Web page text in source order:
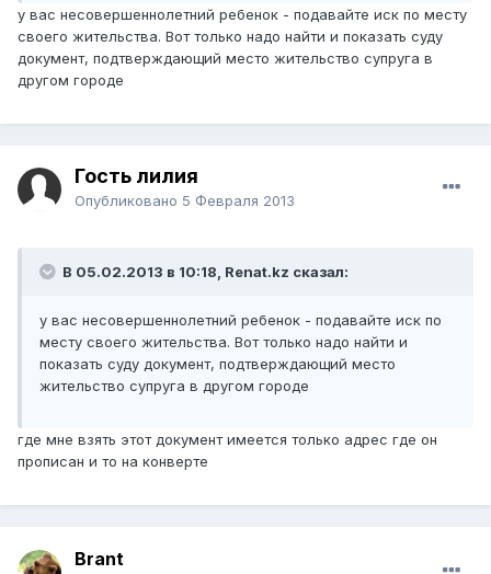
у вас несовершеннолетний ребенок - подавайте иск по месту
своего жительства. Вот только надо найти и показать суду
документ, подтверждающий место жительство супруга в
другом городе
Гость лилия
Опубликовано 5 Февраля 2013
В 05.02.2013 в 10:18, Renat.kz сказал:
у вас несовершеннолетний ребенок - подавайте иск по
месту своего жительства. Вот только надо найти и
показать суду документ, подтверждающий место
жительство супруга в другом городе
где мне взять этот документ имеется только адрес где он
прописан и то на конверте
Brant